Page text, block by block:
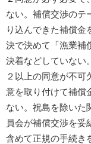
ない。補償交渉のテ
り込んできた補償金
決で決めて「漁業補
決着などしていない
２以上の同意が不可
意を取り付けて補償
ない。祝島を除いた
員会が補償交渉を妥
含めて正規の手続き